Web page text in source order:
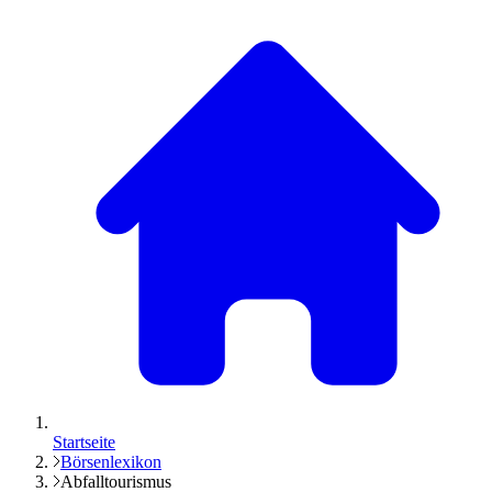
Startseite
Börsenlexikon
Abfalltourismus